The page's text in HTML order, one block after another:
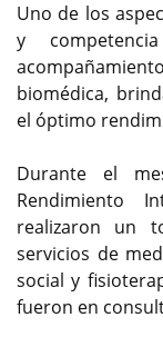
Uno de los
y
biomédica,
el óptimo
Durante el
Rendimiento
realizaron un
servicios de
social y
fueron en